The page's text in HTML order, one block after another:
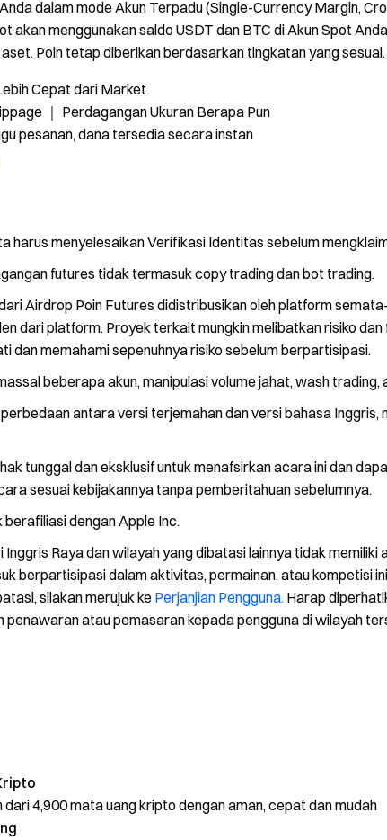
dalam mode Akun Terpadu (Single-Currency Margin,
akan menggunakan saldo USDT dan BTC di Akun Spot
aset. Poin tetap diberikan berdasarkan tingkatan yang sesuai.
Cepat dari Market
｜ Perdagangan Ukuran Berapa Pun
pesanan, dana tersedia secara instan
harus menyelesaikan Verifikasi Identitas sebelum
futures tidak termasuk copy trading dan bot trading.
Airdrop Poin Futures didistribusikan oleh platform
dari platform. Proyek terkait mungkin melibatkan risiko
dan memahami sepenuhnya risiko sebelum berpartisipasi.
beberapa akun, manipulasi volume jahat, wash
antara versi terjemahan dan versi bahasa Inggris,
tunggal dan eksklusif untuk menafsirkan acara ini dan
sesuai kebijakannya tanpa pemberitahuan sebelumnya.
dengan Apple Inc.
Inggris Raya dan wilayah yang dibatasi lainnya tidak memiliki
berpartisipasi dalam aktivitas, permainan, atau kompetisi
silakan merujuk ke Perjanjian Pengguna. Harap
penawaran atau pemasaran kepada pengguna di wilayah
dari 4,900 mata uang kripto dengan aman, cepat dan mudah